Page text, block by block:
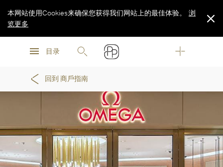
浏
目录
本网站使用Cookies来确保您获得我们网站上的最佳体验。
浏
览更多
回到 商戶指南